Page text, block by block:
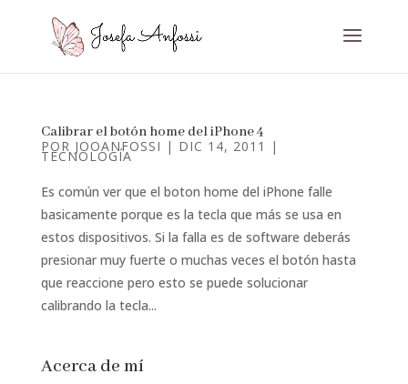
Calibrar el botón home del iPhone 4
POR JOOANFOSSI | DIC 14, 2011 |
TECNOLOGÍA
Es común ver que el boton home del iPhone falle
basicamente porque es la tecla que más se usa en
estos dispositivos. Si la falla es de software deberás
presionar muy fuerte o muchas veces el botón hasta
que reaccione pero esto se puede solucionar
calibrando la tecla...
Acerca de mí